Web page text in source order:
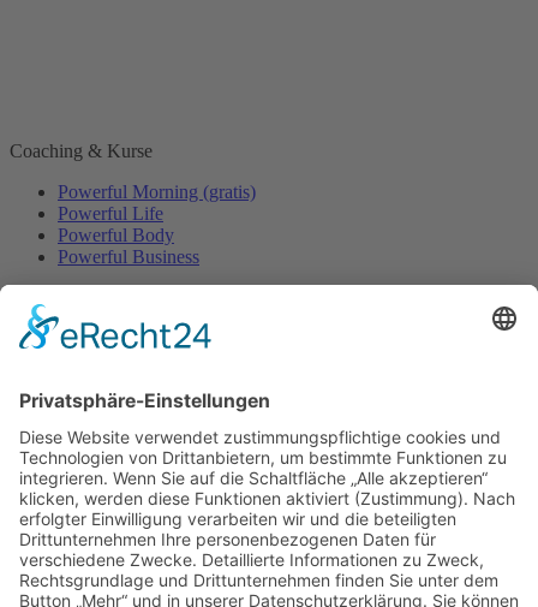
Coaching & Kurse
Powerful Morning (gratis)
Powerful Life
Powerful Body
Powerful Business
Event-Übersicht
Über mich
Mit mir arbeiten
Gratis
Podcast
Shop